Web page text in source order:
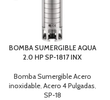
BOMBA SUMERGIBLE AQUA
2.0 HP SP-1817 INX
Bomba Sumergible Acero
inoxidable, Acero 4 Pulgadas,
SP-18